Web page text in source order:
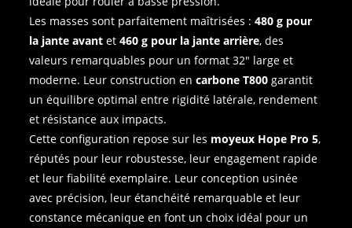
Les masses sont parfaitement maîtrisées :480 g pour
la jante avant et460 g pour la jante arrière, des
valeurs remarquables pour un format 32″ large et
moderne. Leur construction encarbone T800 garantit
un équilibre optimal entre rigidité latérale, rendement
et résistance aux impacts.
Cette configuration repose sur les moyeux Hope Pro 5,
réputés pour leur robustesse, leur engagement rapide
et leur fiabilité exemplaire. Leur conception usinée
avec précision, leur étanchéité remarquable et leur
constance mécanique en font un choix idéal pour un